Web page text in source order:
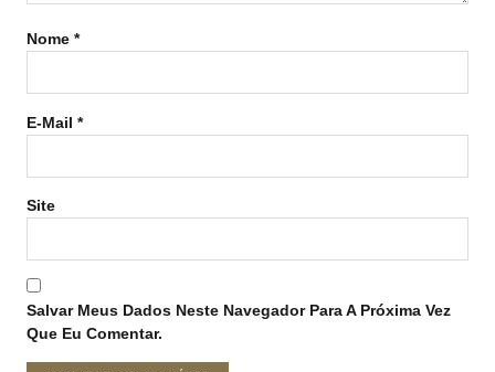
Nome *
E-Mail *
Site
Salvar Meus Dados Neste Navegador Para A Próxima Vez
Que Eu Comentar.